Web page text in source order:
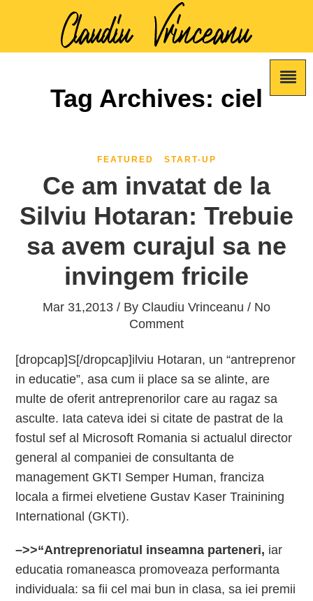
Tag Archives: ciel
FEATURED START-UP
Ce am invatat de la
Silviu Hotaran: Trebuie
sa avem curajul sa ne
invingem fricile
Mar 31,2013 / By Claudiu Vrinceanu / No
Comment
[dropcap]S[/dropcap]ilviu Hotaran, un “antreprenor
in educatie”, asa cum ii place sa se alinte, are
multe de oferit antreprenorilor care au ragaz sa
asculte. Iata cateva idei si citate de pastrat de la
fostul sef al Microsoft Romania si actualul director
general al companiei de consultanta de
management GKTI Semper Human, franciza
locala a firmei elvetiene Gustav Kaser Trainining
International (GKTI).
–>>“Antreprenoriatul inseamna parteneri, iar
educatia romaneasca promoveaza performanta
individuala: sa fii cel mai bun in clasa, sa iei premii